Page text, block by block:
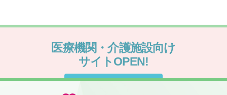
医療機関・介護施設向け
サイトはこちらから